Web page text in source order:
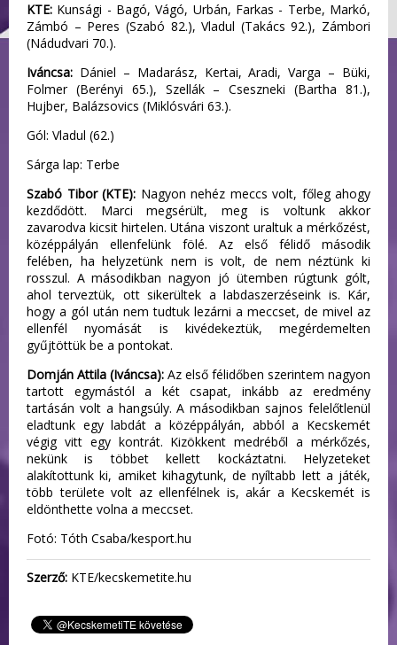
KTE: Kunsági - Bagó, Vágó, Urbán, Farkas - Terbe, Markó,
Zámbó – Peres (Szabó 82.), Vladul (Takács 92.), Zámbori
(Nádudvari 70.).
Iváncsa: Dániel – Madarász, Kertai, Aradi, Varga – Büki,
Folmer (Berényi 65.), Szellák – Cseszneki (Bartha 81.),
Hujber, Balázsovics (Miklósvári 63.).
Gól: Vladul (62.)
Sárga lap: Terbe
Szabó Tibor (KTE): Nagyon nehéz meccs volt, főleg ahogy
kezdődött. Marci megsérült, meg is voltunk akkor
zavarodva kicsit hirtelen. Utána viszont uraltuk a mérkőzést,
középpályán ellenfelünk fölé. Az első félidő második
felében, ha helyzetünk nem is volt, de nem néztünk ki
rosszul. A másodikban nagyon jó ütemben rúgtunk gólt,
ahol terveztük, ott sikerültek a labdaszerzéseink is. Kár,
hogy a gól után nem tudtuk lezárni a meccset, de mivel az
ellenfél nyomását is kivédekeztük, megérdemelten
gyűjtöttük be a pontokat.
Domján Attila (Iváncsa): Az első félidőben szerintem nagyon
tartott egymástól a két csapat, inkább az eredmény
tartásán volt a hangsúly. A másodikban sajnos felelőtlenül
eladtunk egy labdát a középpályán, abból a Kecskemét
végig vitt egy kontrát. Kizökkent medréből a mérkőzés,
nekünk is többet kellett kockáztatni. Helyzeteket
alakítottunk ki, amiket kihagytunk, de nyíltabb lett a játék,
több területe volt az ellenfélnek is, akár a Kecskemét is
eldönthette volna a meccset.
Fotó: Tóth Csaba/kesport.hu
Szerző: KTE/kecskemetite.hu